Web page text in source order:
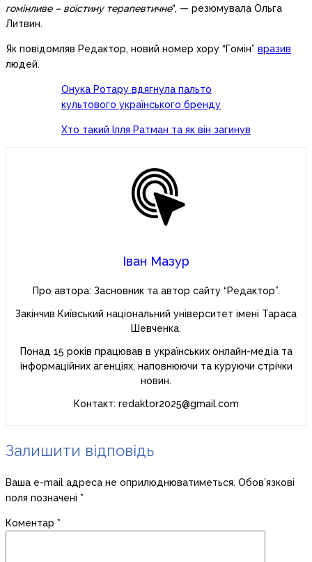
гомінливе – воістину терапевтичне“, — резюмувала Ольга
Литвин.
Як повідомляв Редактор, новий номер хору “Гомін” вразив
людей.
Онука Ротару вдягнула пальто
культового українського бренду
Хто такий Ілля Ратман та як він загинув
Іван Мазур
Про автора: Засновник та автор сайту “Редактор”.
Закінчив Київський національний університет імені Тараса
Шевченка.
Понад 15 років працював в українських онлайн-медіа та
інформаційних агенціях, наповнюючи та куруючи стрічки
новин.
Контакт: redaktor2025@gmail.com
Залишити відповідь
Ваша e-mail адреса не оприлюднюватиметься. Обов’язкові
поля позначені *
Коментар *